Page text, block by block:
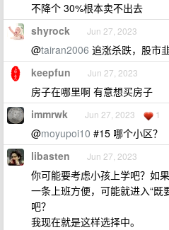
不降个 30%根本卖不出去
shyrock Jun 27, 2023
@tairan2006 追涨杀跌，股市
keepfun Jun 27, 2023
房子在哪里啊 有意想买房子
immrwk Jun 27, 2023 1
@moyupoi10 #15 哪个小区？
libasten Jun 27, 2023
你可能要考虑小孩上学吧？如
一条上班方便，可能就进入“既
吧？
我现在就是这样选择中。